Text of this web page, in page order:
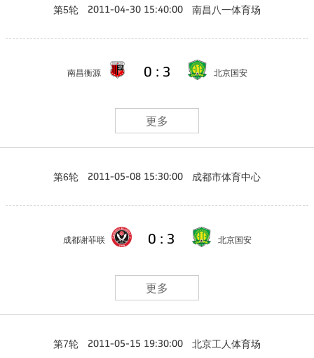
第5轮 2011-04-30 15:40:00 南昌八一体育场
南昌衡源 0 : 3 北京国安
更多
第6轮 2011-05-08 15:30:00 成都市体育中心
成都谢菲联 0 : 3 北京国安
更多
第7轮 2011-05-15 19:30:00 北京工人体育场